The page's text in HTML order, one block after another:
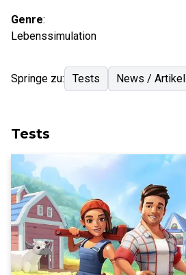
Genre:
Lebenssimulation
Springe zu: Tests News / Artikel
Tests